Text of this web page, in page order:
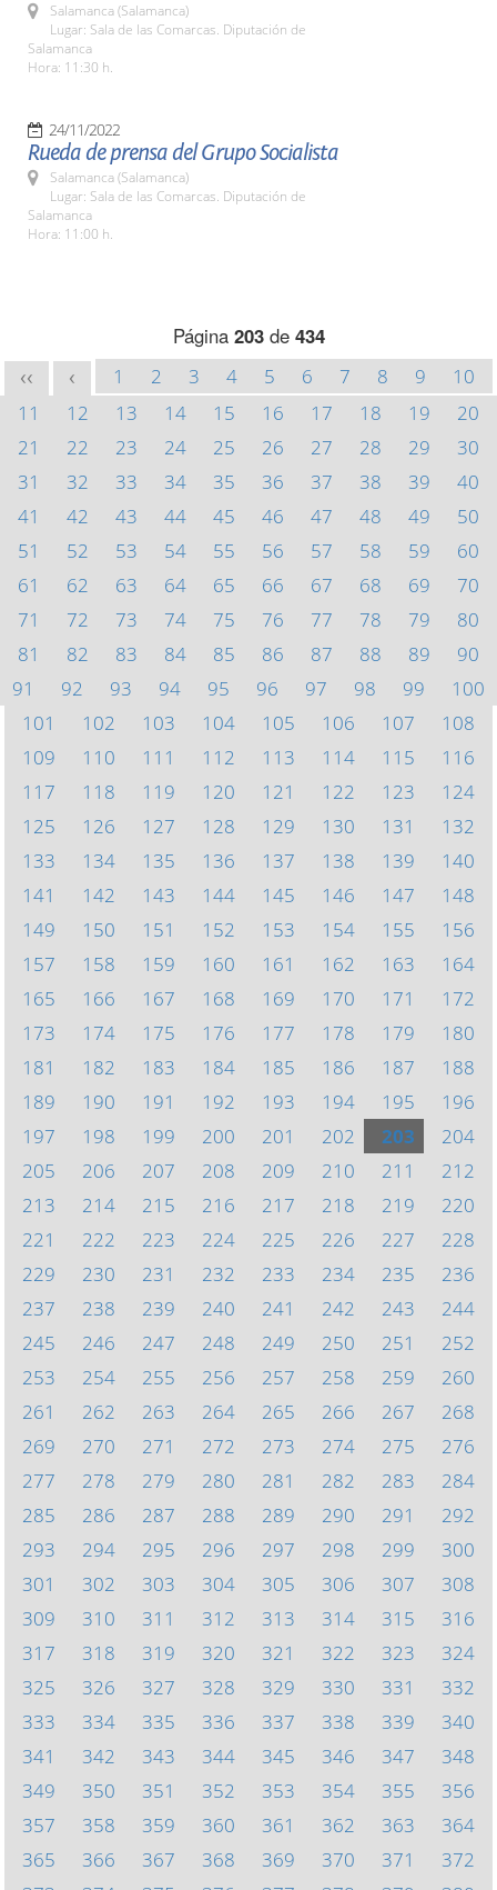
Salamanca (Salamanca)
Lugar: Sala de las Comarcas. Diputación de
Salamanca
Hora: 11:30 h.
24/11/2022
Rueda de prensa del Grupo Socialista
Salamanca (Salamanca)
Lugar: Sala de las Comarcas. Diputación de
Salamanca
Hora: 11:00 h.
Página 203de 434
<< < 1 2 3 4 5 6 7 8 9
10
11
12 13 14 15 16 17 18 19
20
21
22 23 24 25 26 27 28 29
30
31
32 33 34 35 36 37 38 39
40
41
42 43 44 45 46 47 48 49
50
51
52 53 54 55 56 57 58 59
60
61
62 63 64 65 66 67 68 69
70
71
72 73 74 75 76 77 78 79
80
81
82 83 84 85 86 87 88 89
90
91
92 93 94 95 96 97 98 99
100
101
102 103 104 105 106 107
108
109
110 111 112 113 114 115
116
117
118 119 120 121 122 123
124
125
126 127 128 129 130 131
132
133
134 135 136 137 138 139
140
141
142 143 144 145 146 147
148
149
150 151 152 153 154 155
156
157
158 159 160 161 162 163
164
165
166 167 168 169 170 171
172
173
174 175 176 177 178 179
180
181
182 183 184 185 186 187
188
189
190 191 192 193 194 195
196
197
198 199 200 201 202 203
204
205
206 207 208 209 210 211
212
213
214 215 216 217 218 219
220
221
222 223 224 225 226 227
228
229
230 231 232 233 234 235
236
237
238 239 240 241 242 243
244
245
246 247 248 249 250 251
252
253
254 255 256 257 258 259
260
261
262 263 264 265 266 267
268
269
270 271 272 273 274 275
276
277
278 279 280 281 282 283
284
285
286 287 288 289 290 291
292
293
294 295 296 297 298 299
300
301
302 303 304 305 306 307
308
309
310 311 312 313 314 315
316
317
318 319 320 321 322 323
324
325
326 327 328 329 330 331
332
333
334 335 336 337 338 339
340
341
342 343 344 345 346 347
348
349
350 351 352 353 354 355
356
357
358 359 360 361 362 363
364
365
366 367 368 369 370 371
372